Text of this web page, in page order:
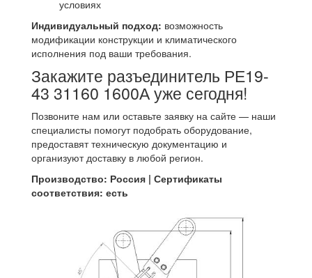
условиях
Индивидуальный подход: возможность
модификации конструкции и климатического
исполнения под ваши требования.
Закажите разъединитель РЕ19-
43 31160 1600А уже сегодня!
Позвоните нам или оставьте заявку на сайте — наши
специалисты помогут подобрать оборудование,
предоставят техническую документацию и
организуют доставку в любой регион.
Производство: Россия | Сертификаты
соответствия: есть